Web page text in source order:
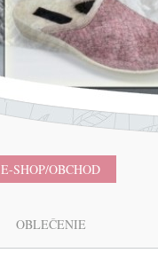
E-SHOP/OBCHOD
OBLEČENIE